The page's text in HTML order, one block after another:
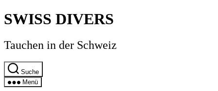
Direkt
zum
wechseln
SWISS DIVERS
Tauchen in der Schweiz
Suche
Menü